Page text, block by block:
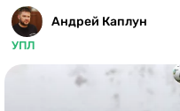
ЛЧ
ЧЕ-2028
Андрей Каплун
УПЛ